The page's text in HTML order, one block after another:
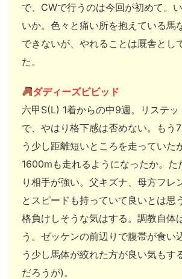
で、CWで行うのは今回が初めて。
いか。色々と痛い所を抱えている馬
できないが、やれることは厩舎とし
た。
ダディーズビビッド
六甲S(L) 1着からの中9週。リステ
で、やはり格下感は否めない。もう
う少し距離短いところを走っていた
1600mも走れるようになったか。た
り相手が強い。父キズナ、母方フレ
とスピードも持っていて良いとは思
格負けしそうな気はする。調教自体
う。ゼッケンの前辺りで腹帯が食い
う少し馬体が絞れた方が良い気もす
だろうが)。